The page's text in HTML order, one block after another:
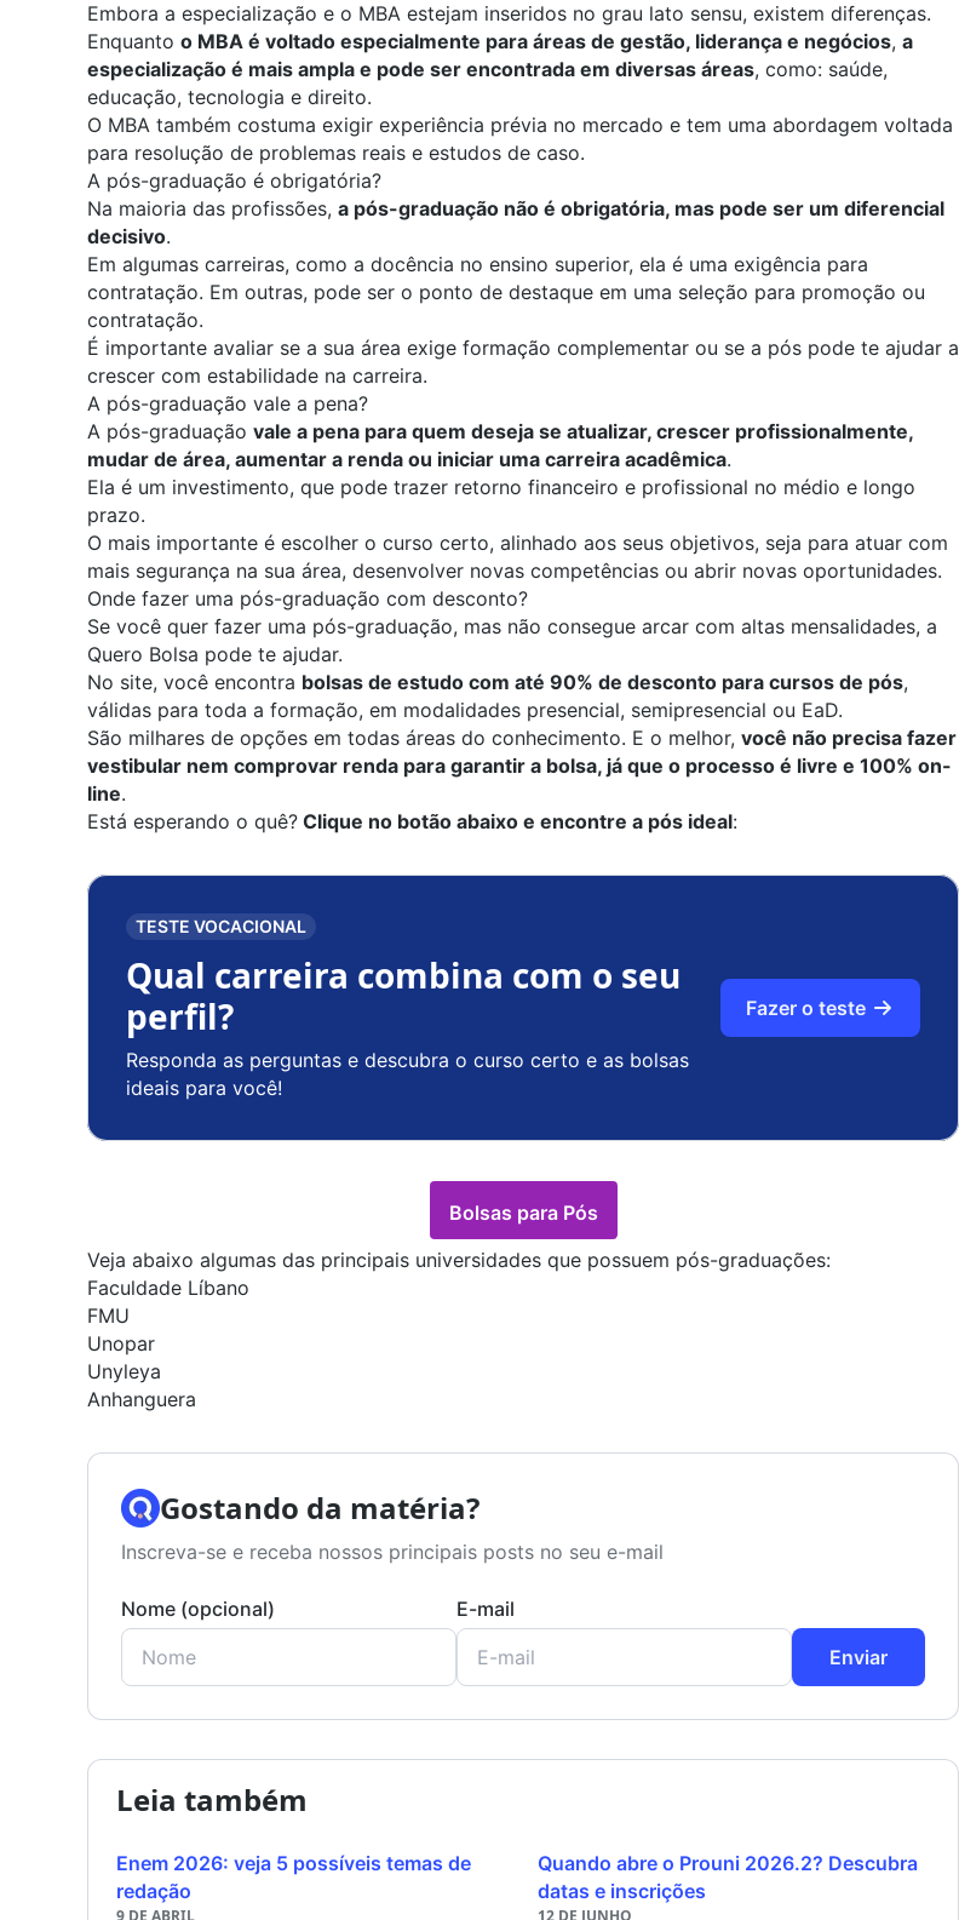
Embora a especialização e o MBA estejam inseridos no grau lato sensu, existem diferenças.
Enquanto o MBA é voltado especialmente para áreas de gestão, liderança e negócios, a
especialização é mais ampla e pode ser encontrada em diversas áreas, como: saúde,
educação, tecnologia e direito.
O MBA também costuma exigir experiência prévia no mercado e tem uma abordagem voltada
para resolução de problemas reais e estudos de caso.
A pós-graduação é obrigatória?
Na maioria das profissões, a pós-graduação não é obrigatória, mas pode ser um diferencial
decisivo.
Em algumas carreiras, como a docência no ensino superior, ela é uma exigência para
contratação. Em outras, pode ser o ponto de destaque em uma seleção para promoção ou
contratação.
É importante avaliar se a sua área exige formação complementar ou se a pós pode te ajudar a
crescer com estabilidade na carreira.
A pós-graduação vale a pena?
A pós-graduação vale a pena para quem deseja se atualizar, crescer profissionalmente,
mudar de área, aumentar a renda ou iniciar uma carreira acadêmica.
Ela é um investimento, que pode trazer retorno financeiro e profissional no médio e longo
prazo.
O mais importante é escolher o curso certo, alinhado aos seus objetivos, seja para atuar com
mais segurança na sua área, desenvolver novas competências ou abrir novas oportunidades.
Onde fazer uma pós-graduação com desconto?
Se você quer fazer uma pós-graduação, mas não consegue arcar com altas mensalidades, a
Quero Bolsa pode te ajudar.
No site, você encontra bolsas de estudo com até 90% de desconto para cursos de pós,
válidas para toda a formação, em modalidades presencial, semipresencial ou EaD.
São milhares de opções em todas áreas do conhecimento. E o melhor, você não precisa fazer
vestibular nem comprovar renda para garantir a bolsa, já que o processo é livre e 100% on-
line.
Está esperando o quê? Clique no botão abaixo e encontre a pós ideal:
TESTE VOCACIONAL
Qual carreira combina com o seu
perfil?
Responda as perguntas e descubra o curso certo e as bolsas
ideais para você!
Fazer o teste
Bolsas para Pós
Veja abaixo algumas das principais universidades que possuem pós-graduações:
Faculdade Líbano
FMU
Unopar
Unyleya
Anhanguera
Gostando da matéria?
Inscreva-se e receba nossos principais posts no seu e-mail
Nome (opcional)
E-mail
Enviar
Leia também
Enem 2026: veja 5 possíveis temas de
redação
Quando abre o Prouni 2026.2? Descubra
datas e inscrições